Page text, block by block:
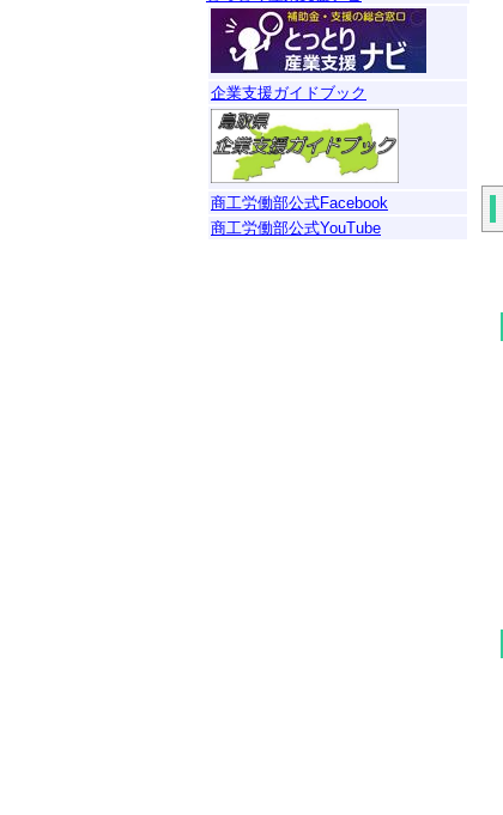
企業支援ガイドブック
商工労働部公式Facebook
商工労働部公式YouTube